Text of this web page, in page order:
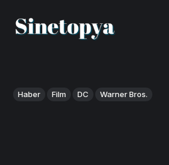
Haber Film DC Warner Bros.